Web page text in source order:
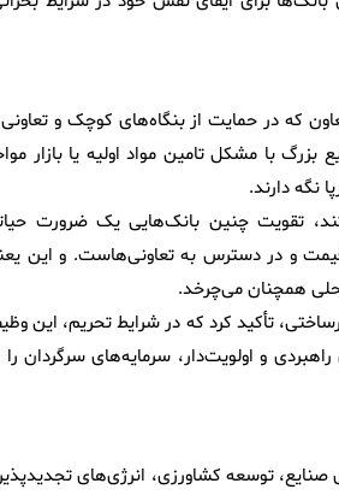
که در حمایت از بنگاه‌های کوچک و
با مشکل تامین مواد اولیه یا بازار
نگه دارند.
تقویت چنین بانک‌هایی یک ضرورت
و در دسترس به تعاونی‌هاست. و این
همچنان می‌چرخد.
تأکید کرد که در شرایط تحریم، این
و اولویت‌دار، سرمایه‌های سرگردان را
توسعه کشاورزی، انرژی‌های